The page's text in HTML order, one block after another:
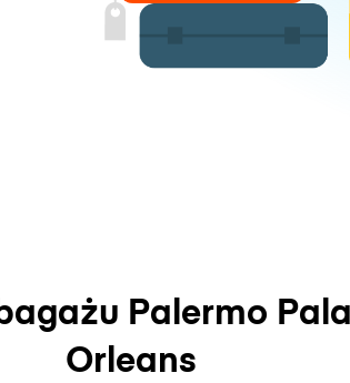
Palermo
Orleans